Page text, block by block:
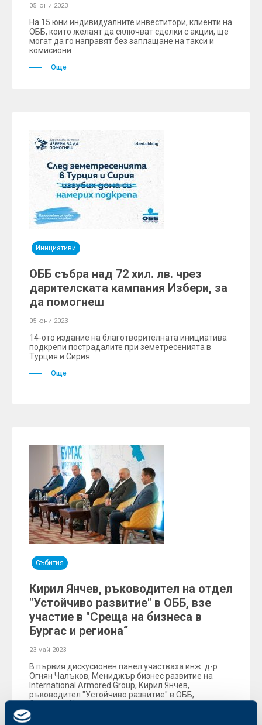
05 юни 2023
На 15 юни индивидуалните инвеститори, клиенти на
ОББ, които желаят да сключват сделки с акции, ще
могат да го направят без заплащане на такси и
комисиони
Още
Инициативи
ОББ събра над 72 хил. лв. чрез
дарителската кампания Избери, за
да помогнеш
05 юни 2023
14-ото издание на благотворителната инициатива
подкрепи пострадалите при земетресенията в
Турция и Сирия
Още
Събития
Кирил Янчев, ръководител на отдел
"Устойчиво развитие" в ОББ, взе
участие в "Среща на бизнеса в
Бургас и региона“
23 май 2023
В първия дискусионен панел участваха инж. д-р
Огнян Чалъков, Mениджър бизнес развитие на
International Armored Group, Кирил Янчев,
ръководител "Устойчиво развитие" в ОББ,
Станимир Николов, регионален представител на
Германската търговска камара, изпълнителен
директор на StoreIT и Милен Райков, съдружник